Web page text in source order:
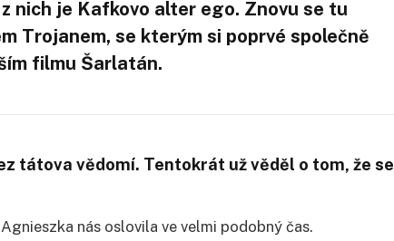
nich je Kafkovo alter ego. Znovu se tu
Trojanem, se kterým si poprvé společně
filmu Šarlatán.
tátova vědomí. Tentokrát už věděl o tom, že se
nás oslovila ve velmi podobný čas.